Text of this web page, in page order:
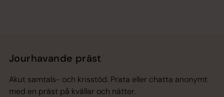
Jourhavande präst
Akut samtals- och krisstöd. Prata eller chatta anonymt
med en präst på kvällar och nätter.